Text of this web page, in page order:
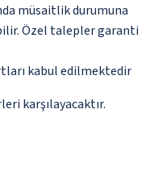
müsaitlik durumuna
Özel talepler garanti
kabul edilmektedir
karşılayacaktır.